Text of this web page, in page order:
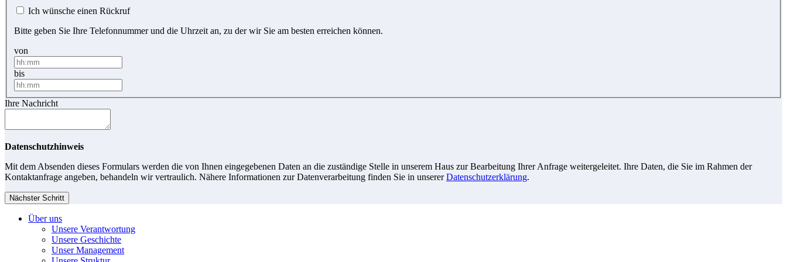
Ich wünsche einen Rückruf
Bitte geben Sie Ihre Telefonnummer und die Uhrzeit an, zu der wir Sie am besten erreichen können.
von
bis
Ihre Nachricht
Datenschutzhinweis
Mit dem Absenden dieses Formulars werden die von Ihnen eingegebenen Daten an die zuständige Stelle in unserem Haus zur Bearbeitung Ihrer Anfrage weitergeleitet. Ihre Daten, die Sie im Rahmen der
Kontaktanfrage angeben, behandeln wir vertraulich. Nähere Informationen zur Datenverarbeitung finden Sie in unsererDatenschutzerklärung.
Nächster Schritt
Über uns
Unsere Verantwortung
Unsere Geschichte
Unser Management